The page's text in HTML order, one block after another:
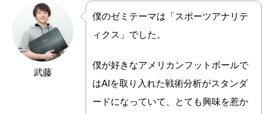
武藤
僕のゼミテーマは「スポーツアナリテ
ィクス」でした。
僕が好きなアメリカンフットボールで
はAIを取り入れた戦術分析がスタンダ
ードになっていて、とても興味を惹か